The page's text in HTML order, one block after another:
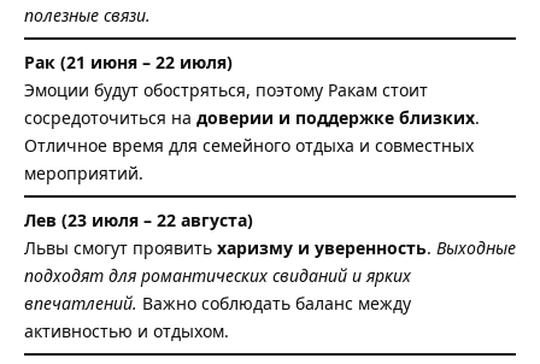
полезные связи.
Рак (21 июня – 22 июля)
Эмоции будут обостряться, поэтому Ракам стоит
сосредоточиться на доверии и поддержке близких.
Отличное время для семейного отдыха и совместных
мероприятий.
Лев (23 июля – 22 августа)
Львы смогут проявить харизму и уверенность. Выходные
подходят для романтических свиданий и ярких
впечатлений. Важно соблюдать баланс между
активностью и отдыхом.